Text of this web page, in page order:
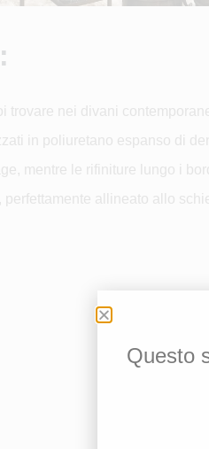
trovare nei divani
in poliuretano espanso di
mentre le rifiniture lungo i
perfettamente allineato allo
Questo